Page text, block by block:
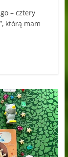
– cztery
którą mam